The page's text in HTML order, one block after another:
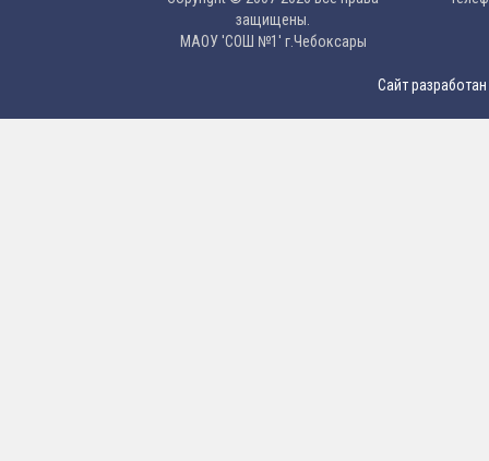
защищены.
МAОУ 'CОШ №1' г.Чебоксары
Сайт